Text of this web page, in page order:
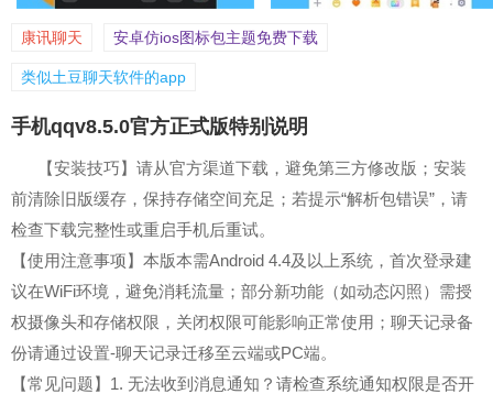
康讯聊天 安卓仿ios图标包主题免费下载
类似土豆聊天软件的app
手机qqv8.5.0官方正式版特别说明
【安装技巧】请从官方渠道下载，避免第三方修改版；安装
前清除旧版缓存，保持存储空间充足；若提示“解析包错误”，请
检查下载完整性或重启手机后重试。
【使用注意事项】本版本需Android 4.4及以上系统，首次登录建
议在WiFi环境，避免消耗流量；部分新功能（如动态闪照）需授
权摄像头和存储权限，关闭权限可能影响正常使用；聊天记录备
份请通过设置-聊天记录迁移至云端或PC端。
【常见问题】1. 无法收到消息通知？请检查系统通知权限是否开